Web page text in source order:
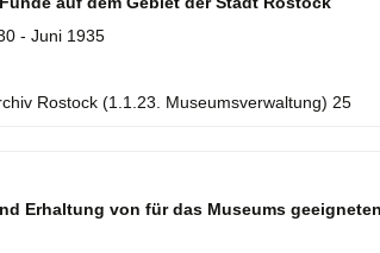
- Juni 1935
Rostock (1.1.23. Museumsverwaltung) 25
Erhaltung von für das Museums